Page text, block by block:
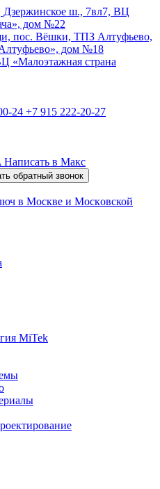
ш., 7вл7, ВЦ
дом №22
Вёшки, ТПЗ Алтуфьево,
дом №18
страна
24 +7 915 222-20-27
Написать в Макс
обратный звонок
MiTek